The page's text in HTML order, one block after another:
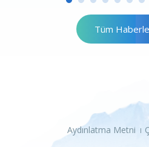
Tüm
Aydınlatma Metni